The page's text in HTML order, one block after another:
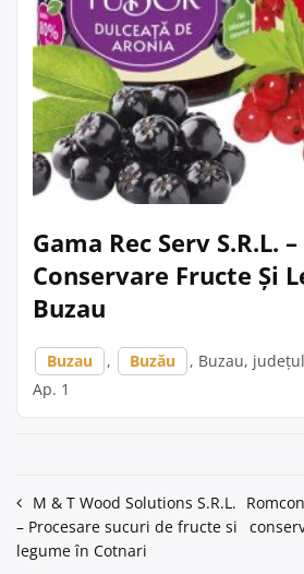
Gama Rec Serv S.R.L.
Conservare Fructe Și
Buzau
Buzau , Buzău
, Buzau,
Ap. 1
Navigare
în
M & T Wood Solutions S.R.L.
– Procesare sucuri de fructe si
legume în Cotnari